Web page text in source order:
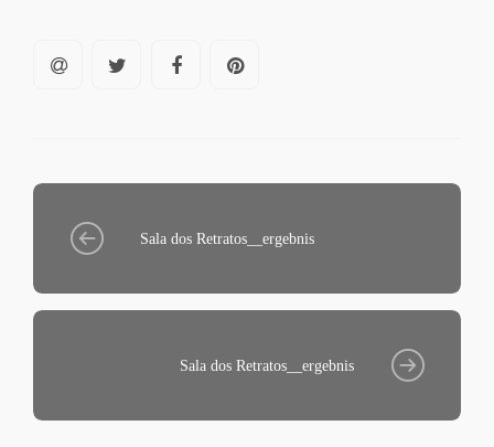
Sala dos Retratos__ergebnis
Sala dos Retratos__ergebnis